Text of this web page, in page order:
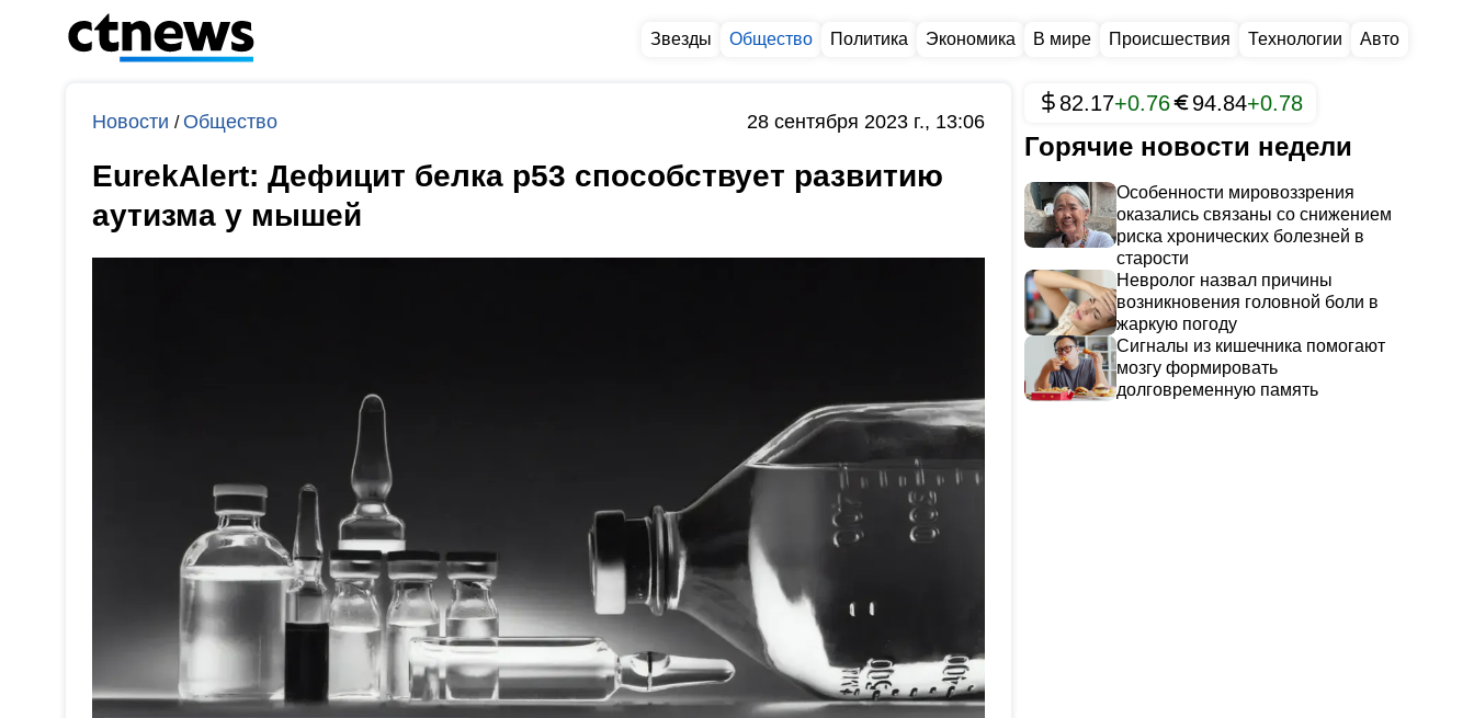
Звезды Общество Политика Экономика В мире Происшествия Технологии Авто
Новости /Общество 28 сентября 2023 г., 13:06
EurekAlert: Дефицит белка p53 способствует развитию
аутизма у мышей
82.17+0.76 94.84+0.78
Горячие новости недели
Особенности мировоззрения
оказались связаны со снижением
риска хронических болезней в
старости
Невролог назвал причины
возникновения головной боли в
жаркую погоду
Сигналы из кишечника помогают
мозгу формировать
долговременную память